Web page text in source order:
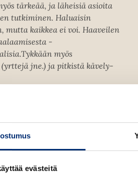
evästeitä
tärkeää, ja läheisiä asioita
tutkiminen. Haluaisin
mutta kaikkea ei voi. Haaveilen
-
myös
jne.) ja pitkistä kävely-